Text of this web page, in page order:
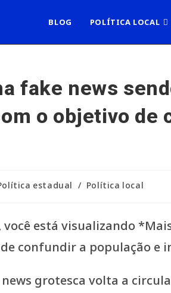
BLOG POLÍTICA LOCAL
fake news
o objetivo de
estadual / Política local
grotesca volta a